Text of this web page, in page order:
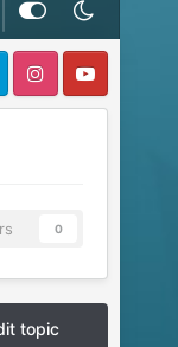
0
topic